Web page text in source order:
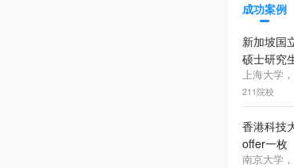
成功案例
新加坡国
硕士研究
211院校
香港科技
offer一枚